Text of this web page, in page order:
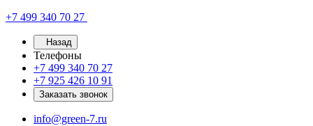
+7 499 340 70 27
Назад
Телефоны
+7 499 340 70 27
+7 925 426 10 91
Заказать звонок
info@green-7.ru